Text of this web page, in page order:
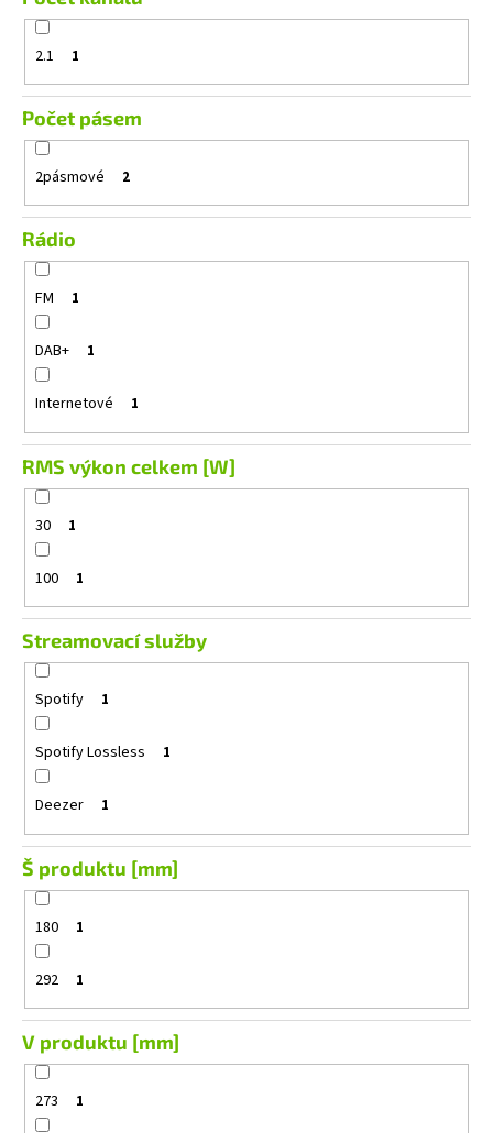
2.1 1
Počet pásem
2pásmové 2
Rádio
FM 1
DAB+ 1
Internetové 1
RMS výkon celkem [W]
30 1
100 1
Streamovací služby
Spotify 1
Spotify Lossless 1
Deezer 1
Š produktu [mm]
180 1
292 1
V produktu [mm]
273 1